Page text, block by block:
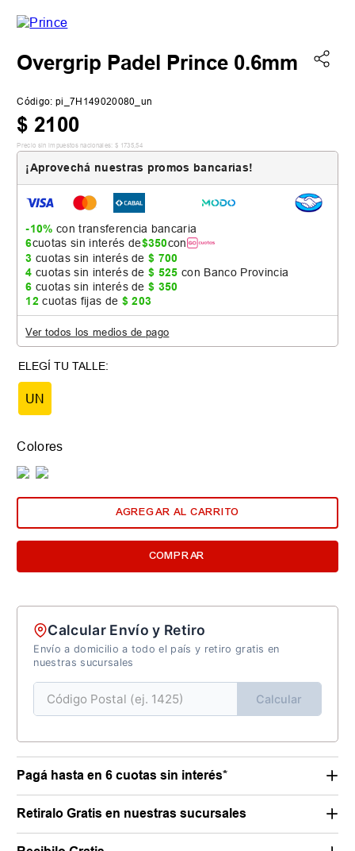
Overgrip Padel Prince 0.6mm
Código: pi_7H149020080_un
$ 2100
Precio sin impuestos nacionales: $ 1735,54
¡Aprovechá nuestras promos bancarias!
-10% con transferencia bancaria
6cuotas sin interés de$350con
3 cuotas sin interés de$ 700
4 cuotas sin interés de$ 525 con Banco Provincia
6 cuotas sin interés de$ 350
12 cuotas fijas de $ 203
Ver todos los medios de pago
UN
Colores
AGREGAR AL CARRITO
COMPRAR
Calcular Envío y Retiro
Envío a domicilio a todo el país y retiro gratis en
nuestras sucursales
Calcular
Pagá hasta en 6 cuotas sin interés*
Retiralo Gratis en nuestras sucursales